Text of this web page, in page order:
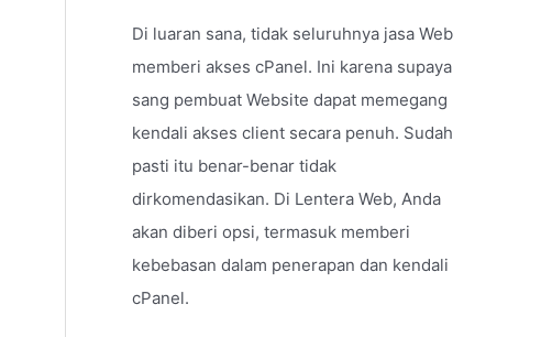
Di luaran sana, tidak seluruhnya jasa Web
memberi akses cPanel. Ini karena supaya
sang pembuat Website dapat memegang
kendali akses client secara penuh. Sudah
pasti itu benar-benar tidak
dirkomendasikan. Di Lentera Web, Anda
akan diberi opsi, termasuk memberi
kebebasan dalam penerapan dan kendali
cPanel.